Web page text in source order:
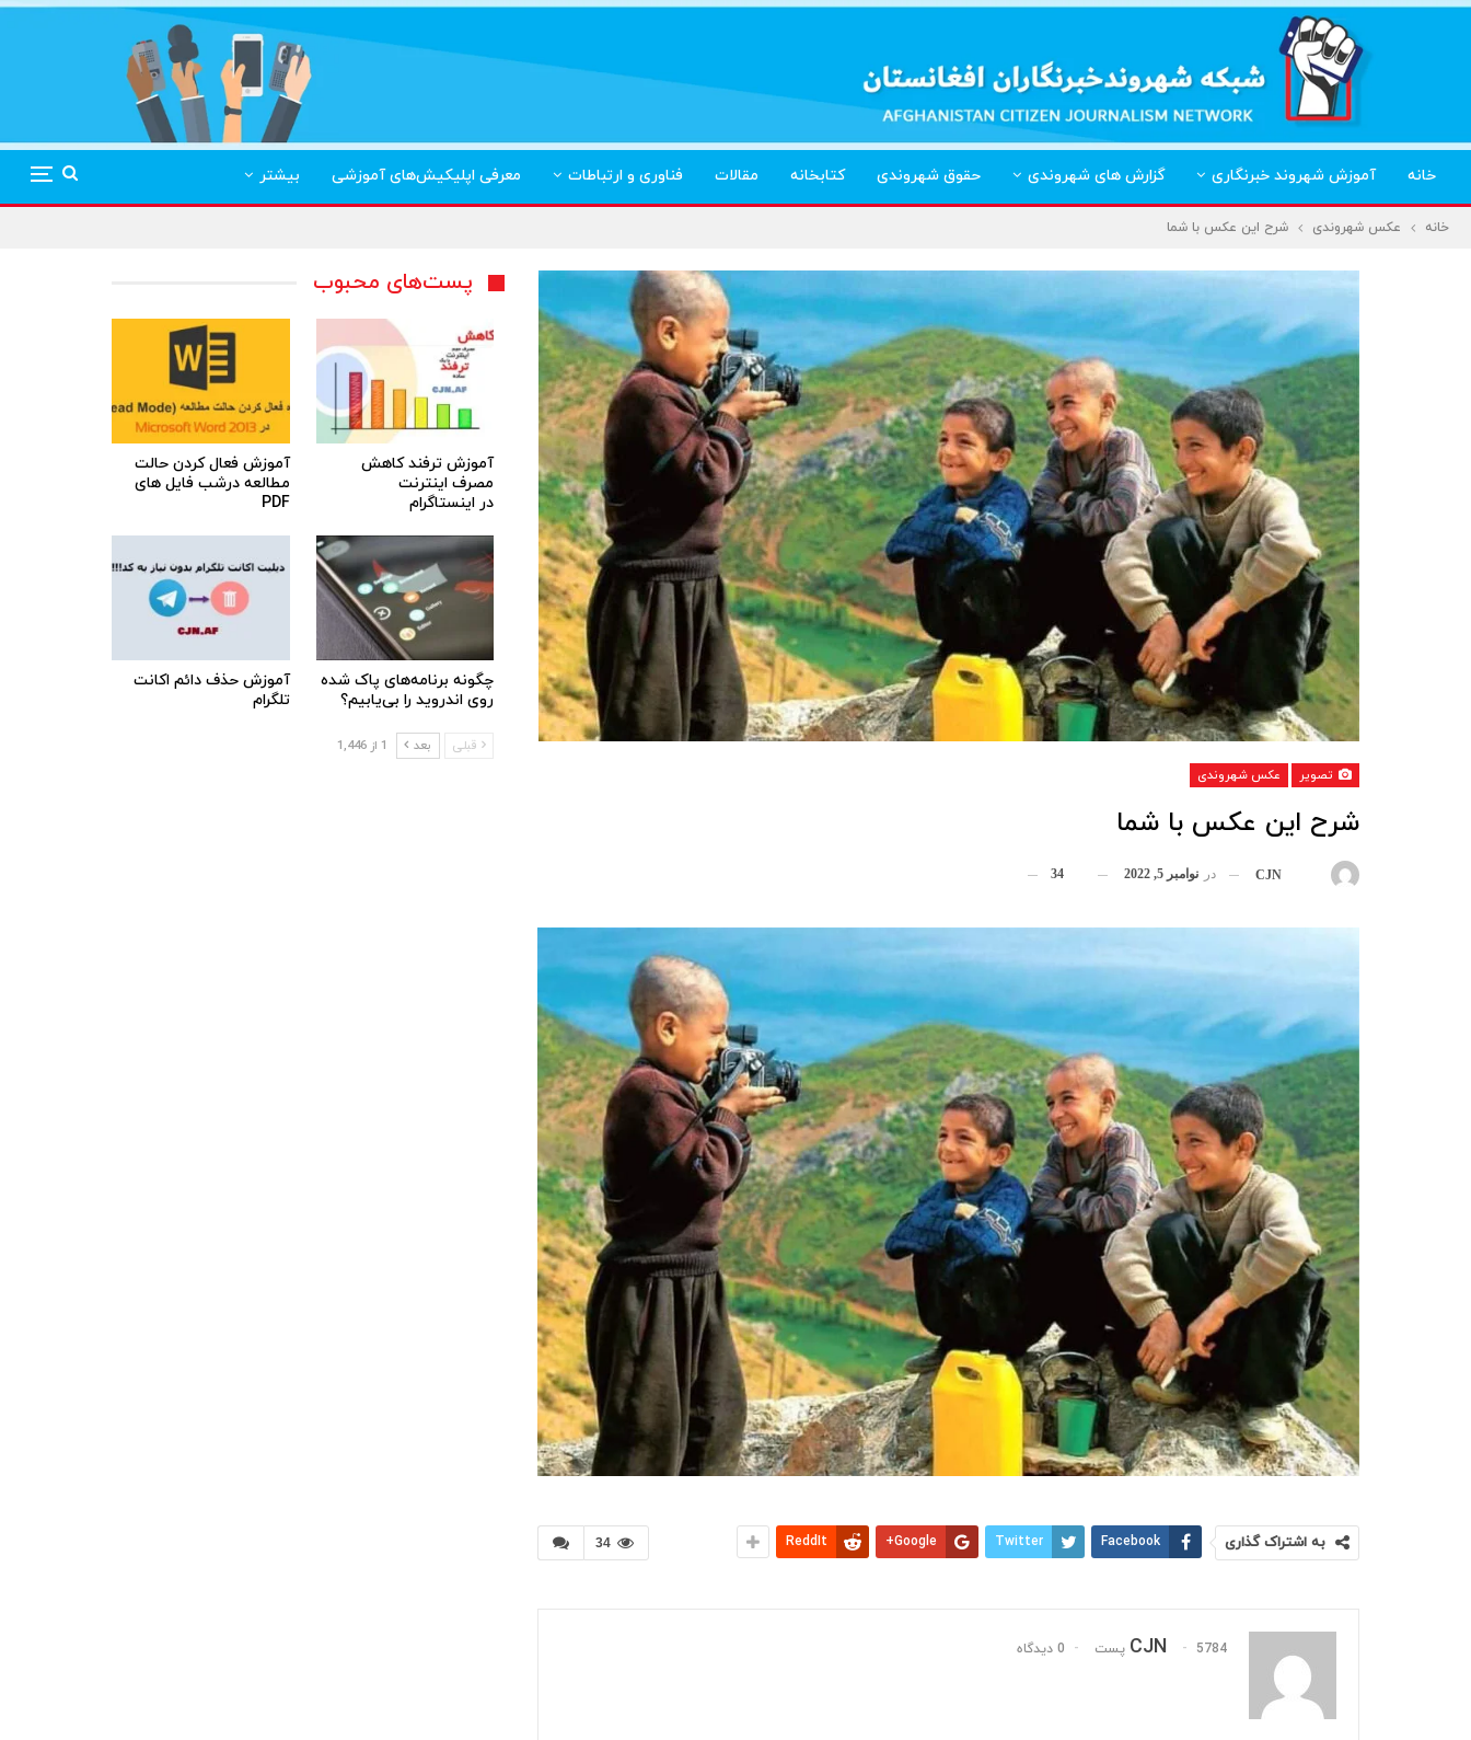
خانه آموزش شهروند خبرنگاری گزارش های شهروندی حقوق شهروندی کتابخانه مقالات فناوری و ارتباطات معرفی اپلیکیش‌های آموزشی بیشتر
خانه عکس شهروندی شرح این عکس با شما
تصویر عکس شهروندی
شرح این عکس با شما
CJN در نوامبر 5, 2022 34
34 به اشتراک گذاری Facebook
Twitter
Google+
ReddIt
CJN 5784 پست 0 دیدگاه
پست‌های محبوب
آموزش ترفند کاهش
مصرف اینترنت
در اینستاگرام
آموزش فعال کردن حالت
مطالعه درشب فایل های
PDF
چگونه برنامه‌های پاک شده
روی اندروید را بی‌یابیم؟
آموزش حذف دائم اکانت
تلگرام
قبلی بعد 1 از 1,446